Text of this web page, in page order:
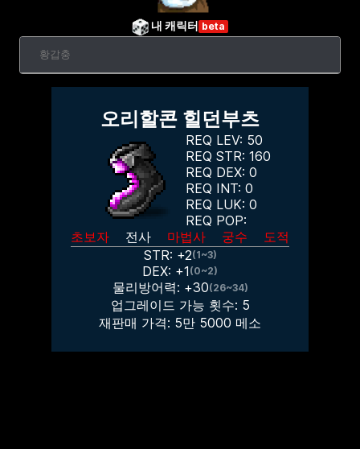
내 캐릭터 beta
오리할콘 힐던부츠
REQ LEV: 50
REQ STR: 160
REQ DEX: 0
REQ INT: 0
REQ LUK: 0
REQ POP:
초보자
전사 마법사 궁수
도적
STR: +2(1~3)
DEX: +1 (0~2)
물리방어력: +30(26~34)
업그레이드 가능 횟수: 5
재판매 가격: 5만 5000 메소